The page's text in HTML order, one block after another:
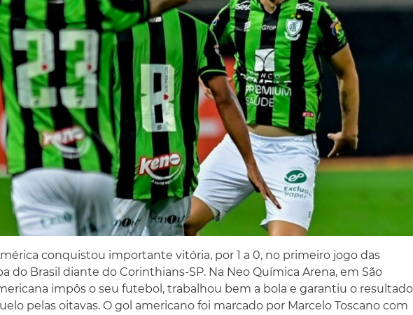
conquistou importante vitória, por 1 a 0, no primeiro jogo das
do Brasil diante do Corinthians-SP. Na Neo Química Arena, em São
impôs o seu futebol, trabalhou bem a bola e garantiu o resultado
pelas oitavas. O gol americano foi marcado por Marcelo Toscano com